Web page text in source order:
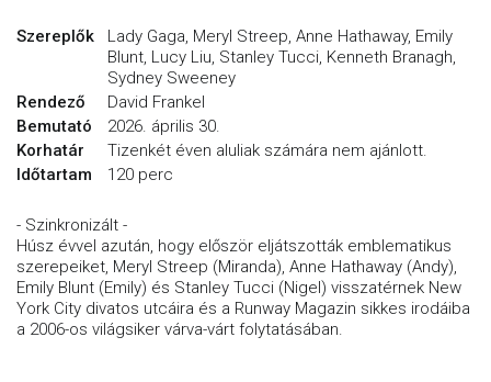
Szereplők
Lady Gaga, Meryl Streep, Anne Hathaway, Emily
Blunt, Lucy Liu, Stanley Tucci, Kenneth Branagh,
Sydney Sweeney
Rendező
David Frankel
Bemutató
2026. április 30.
Korhatár
Tizenkét éven aluliak számára nem ajánlott.
Időtartam
120 perc
- Szinkronizált -
Húsz évvel azután, hogy először eljátszották emblematikus
szerepeiket, Meryl Streep (Miranda), Anne Hathaway (Andy),
Emily Blunt (Emily) és Stanley Tucci (Nigel) visszatérnek New
York City divatos utcáira és a Runway Magazin sikkes irodáiba
a 2006-os világsiker várva-várt folytatásában.